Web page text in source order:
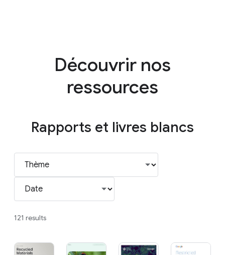
Découvrir nos
ressources
Rapports et livres blancs
121 results